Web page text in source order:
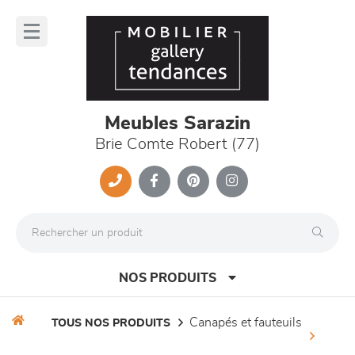
Meubles Sarazin
Brie Comte Robert (77)
NOS PRODUITS
TOUS NOS PRODUITS canapés et fauteuils